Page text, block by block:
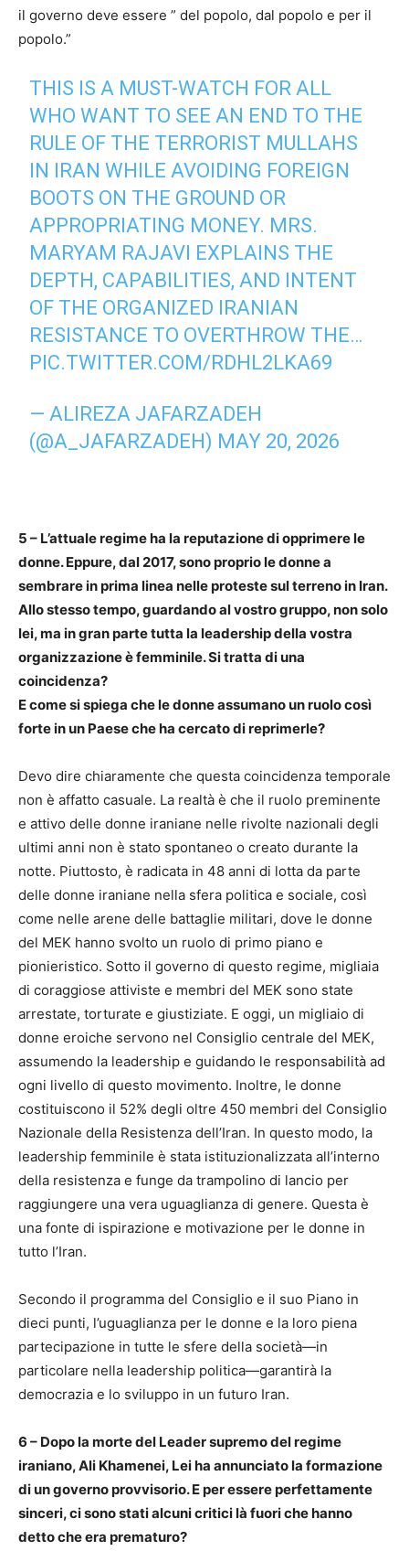
il governo deve essere ” del popolo, dal popolo e per il
popolo.”
THIS IS A MUST-WATCH FOR ALL
WHO WANT TO SEE AN END TO THE
RULE OF THE TERRORIST MULLAHS
IN IRAN WHILE AVOIDING FOREIGN
BOOTS ON THE GROUND OR
APPROPRIATING MONEY. MRS.
MARYAM RAJAVI EXPLAINS THE
DEPTH, CAPABILITIES, AND INTENT
OF THE ORGANIZED IRANIAN
RESISTANCE TO OVERTHROW THE…
PIC.TWITTER.COM/RDHL2LKA69
— ALIREZA JAFARZADEH
(@A_JAFARZADEH) MAY 20, 2026
5 – L’attuale regime ha la reputazione di opprimere le
donne. Eppure, dal 2017, sono proprio le donne a
sembrare in prima linea nelle proteste sul terreno in Iran.
Allo stesso tempo, guardando al vostro gruppo, non solo
lei, ma in gran parte tutta la leadership della vostra
organizzazione è femminile. Si tratta di una
coincidenza?
E come si spiega che le donne assumano un ruolo così
forte in un Paese che ha cercato di reprimerle?
Devo dire chiaramente che questa coincidenza temporale
non è affatto casuale. La realtà è che il ruolo preminente
e attivo delle donne iraniane nelle rivolte nazionali degli
ultimi anni non è stato spontaneo o creato durante la
notte. Piuttosto, è radicata in 48 anni di lotta da parte
delle donne iraniane nella sfera politica e sociale, così
come nelle arene delle battaglie militari, dove le donne
del MEK hanno svolto un ruolo di primo piano e
pionieristico. Sotto il governo di questo regime, migliaia
di coraggiose attiviste e membri del MEK sono state
arrestate, torturate e giustiziate. E oggi, un migliaio di
donne eroiche servono nel Consiglio centrale del MEK,
assumendo la leadership e guidando le responsabilità ad
ogni livello di questo movimento. Inoltre, le donne
costituiscono il 52% degli oltre 450 membri del Consiglio
Nazionale della Resistenza dell’Iran. In questo modo, la
leadership femminile è stata istituzionalizzata all’interno
della resistenza e funge da trampolino di lancio per
raggiungere una vera uguaglianza di genere. Questa è
una fonte di ispirazione e motivazione per le donne in
tutto l’Iran.
Secondo il programma del Consiglio e il suo Piano in
dieci punti, l’uguaglianza per le donne e la loro piena
partecipazione in tutte le sfere della società—in
particolare nella leadership politica—garantirà la
democrazia e lo sviluppo in un futuro Iran.
6 – Dopo la morte del Leader supremo del regime
iraniano, Ali Khamenei, Lei ha annunciato la formazione
di un governo provvisorio. E per essere perfettamente
sinceri, ci sono stati alcuni critici là fuori che hanno
detto che era prematuro?